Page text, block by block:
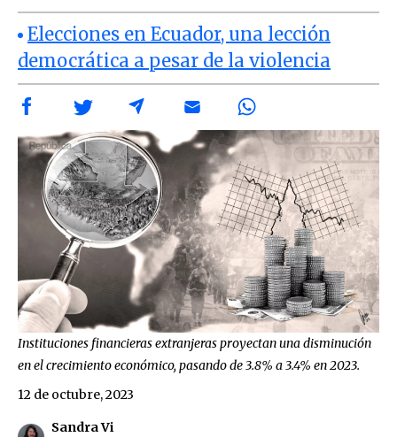
Elecciones en Ecuador, una lección
democrática a pesar de la violencia
Instituciones financieras extranjeras proyectan una disminución
en el crecimiento económico, pasando de 3.8% a 3.4% en 2023.
Sandra Vi
12 de octubre, 2023